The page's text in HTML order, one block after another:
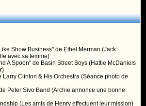
Show Business" de Ethel Merman (Jack
avec sa femme)
A Spoon" de Basin Street Boys (Hattie McDaniels
Larry Clinton & His Orchestra (Séance photo de
Peter Sivo Band (Archie annonce une bonne
(Les amis de Henry effectuent leur mission)